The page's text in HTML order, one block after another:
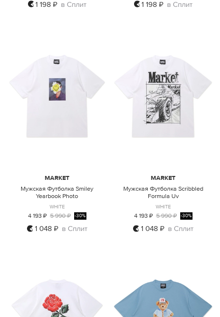
M
1 198 ₽ в Сплит M L XL
1 198 ₽ в Сплит
M L XL
MARKET
Мужская Футболка Smiley
Yearbook Photo
WHITE
4 193 ₽ 5 990 ₽ -30%
1 048 ₽ в Сплит M L XL
MARKET
Мужская Футболка Scribbled
Formula Uv
WHITE
4 193 ₽ 5 990 ₽ -30%
1 048 ₽ в Сплит